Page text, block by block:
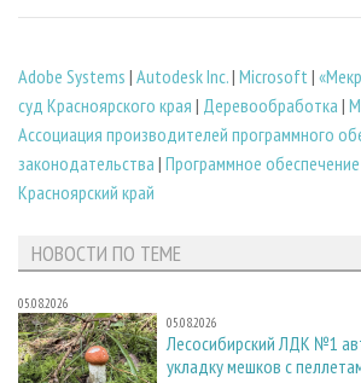
Adobe Systems | Autodesk Inc.| Microsoft |
суд Красноярского края | Деревообработка |
Ассоциация производителей программного
законодательства | Программное обеспечение
Красноярский край
НОВОСТИ ПО ТЕМЕ
05.08.2026
05.08.2026
Лесосибирский ЛДК №1
укладку мешков с